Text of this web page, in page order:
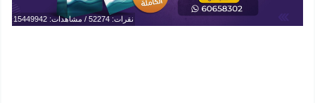
نقرات: 52274 / مشاهدات: 15449942